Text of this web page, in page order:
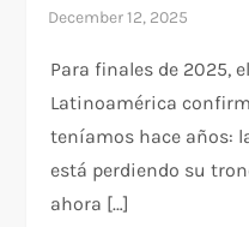
Para finales de 2025,
Latinoamérica
teníamos hace años:
está perdiendo su
ahora […]